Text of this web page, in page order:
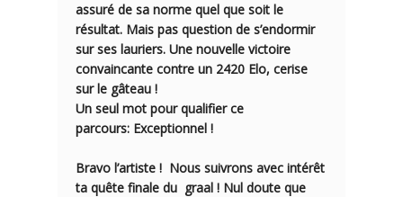
assuré de sa norme quel que soit le
résultat. Mais pas question de s’endormir
sur ses lauriers. Une nouvelle victoire
convaincante contre un 2420 Elo, cerise
sur le gâteau !
Un seul mot pour qualifier ce
parcours: Exceptionnel !
Bravo l’artiste ! Nous suivrons avec intérêt
ta quête finale du graal ! Nul doute que